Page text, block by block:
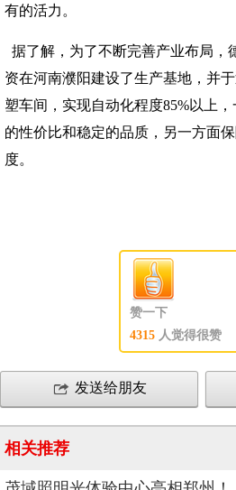
有的活力。
据了解，为了不断完善产业布局，
资在河南濮阳建设了生产基地，并
塑车间，实现自动化程度85%以上
的性价比和稳定的品质，另一方面
度。
赞一下
4315 人觉得很赞
发送给朋友
相关推荐